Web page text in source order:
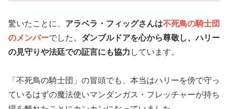
驚いたことに、 アラベラ・フィッグさんは不死鳥の騎士団
のメンバーでした。 ダンブルドアを心から尊敬し、ハリー
の見守りや法廷での証言にも協力 しています。
「不死鳥の騎士団」の冒頭でも、本当はハリーを傍で守っ
ているはずの魔法使いマンダンガス・フレッチャーが持ち